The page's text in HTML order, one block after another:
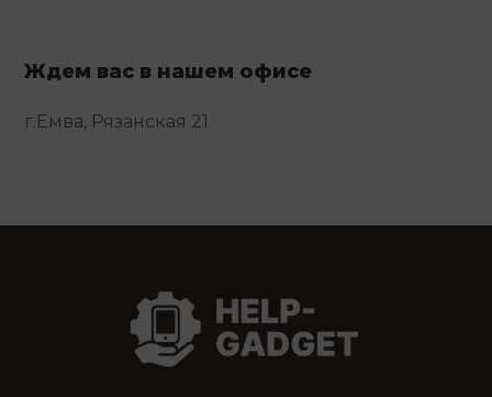
Ждем вас в нашем офисе
г.Емва, Рязанская 21